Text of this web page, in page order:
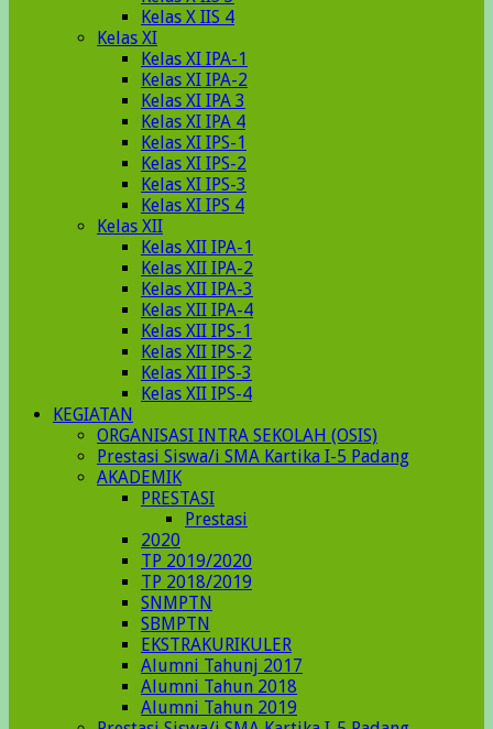
Kelas X IIS 4
Kelas XI
Kelas XI IPA-1
Kelas XI IPA-2
Kelas XI IPA 3
Kelas XI IPA 4
Kelas XI IPS-1
Kelas XI IPS-2
Kelas XI IPS-3
Kelas XI IPS 4
Kelas XII
Kelas XII IPA-1
Kelas XII IPA-2
Kelas XII IPA-3
Kelas XII IPA-4
Kelas XII IPS-1
Kelas XII IPS-2
Kelas XII IPS-3
Kelas XII IPS-4
KEGIATAN
ORGANISASI INTRA SEKOLAH (OSIS)
Prestasi Siswa/i SMA Kartika I-5 Padang
AKADEMIK
PRESTASI
Prestasi
2020
TP 2019/2020
TP 2018/2019
SNMPTN
SBMPTN
EKSTRAKURIKULER
Alumni Tahunj 2017
Alumni Tahun 2018
Alumni Tahun 2019